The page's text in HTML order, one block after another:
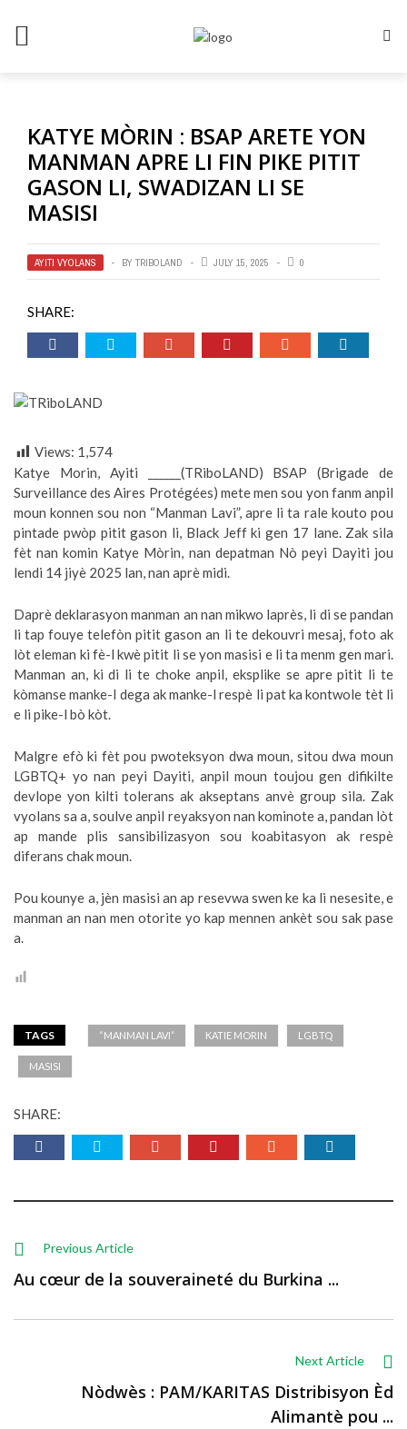
KATYE MÒRIN : BSAP ARETE YON
MANMAN APRE LI FIN PIKE PITIT
GASON LI, SWADIZAN LI SE
MASISI
AYITI VYOLANS BY TRIBOLAND JULY 15, 2025 0
SHARE:
Views: 1,574
Katye Morin, Ayiti ______(TRiboLAND) BSAP (Brigade de
Surveillance des Aires Protégées) mete men sou yon fanm anpil
moun konnen sou non “Manman Lavi”, apre li ta rale kouto pou
pintade pwòp pitit gason li, Black Jeff ki gen 17 lane. Zak sila
fèt nan komin Katye Mòrin, nan depatman Nò peyi Dayiti jou
lendi 14 jiyè 2025 lan, nan aprè midi.
Daprè deklarasyon manman an nan mikwo laprès, li di se pandan
li tap fouye telefòn pitit gason an li te dekouvri mesaj, foto ak
lòt eleman ki fè-l kwè pitit li se yon masisi e li ta menm gen mari.
Manman an, ki di li te choke anpil, eksplike se apre pitit li te
kòmanse manke-l dega ak manke-l respè li pat ka kontwole tèt li
e li pike-l bò kòt.
Malgre efò ki fèt pou pwoteksyon dwa moun, sitou dwa moun
LGBTQ+ yo nan peyi Dayiti, anpil moun toujou gen difikilte
devlope yon kilti tolerans ak akseptans anvè group sila. Zak
vyolans sa a, soulve anpil reyaksyon nan kominote a, pandan lòt
ap mande plis sansibilizasyon sou koabitasyon ak respè
diferans chak moun.
Pou kounye a, jèn masisi an ap resevwa swen ke ka li nesesite, e
manman an nan men otorite yo kap mennen ankèt sou sak pase
a.
TAGS “MANMAN LAVI” KATIE MORIN LGBTQ
MASISI
SHARE:
Previous Article
Au cœur de la souveraineté du Burkina ...
Next Article
Nòdwès : PAM/KARITAS Distribisyon Èd
Alimantè pou ...